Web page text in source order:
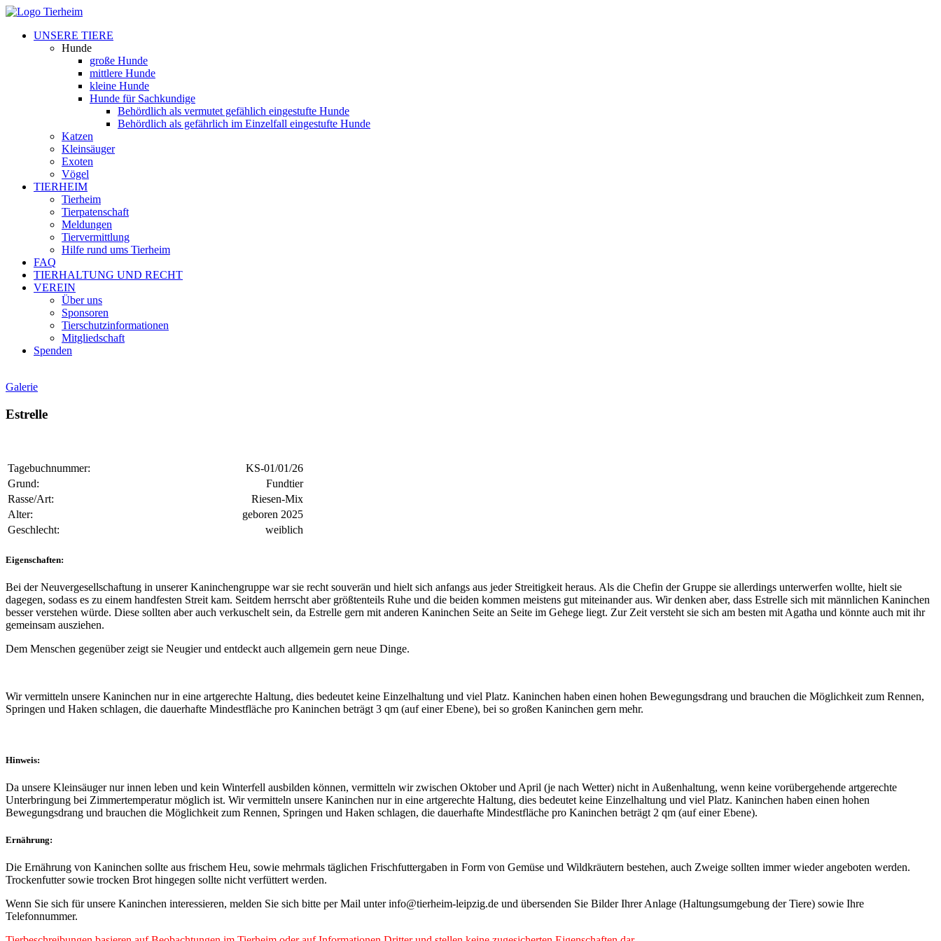
UNSERE TIERE
Hunde
große Hunde
mittlere Hunde
kleine Hunde
Hunde für Sachkundige
Behördlich als vermutet gefählich eingestufte Hunde
Behördlich als gefährlich im Einzelfall eingestufte Hunde
Katzen
Kleinsäuger
Exoten
Vögel
TIERHEIM
Tierheim
Tierpatenschaft
Meldungen
Tiervermittlung
Hilfe rund ums Tierheim
FAQ
TIERHALTUNG UND RECHT
VEREIN
Über uns
Sponsoren
Tierschutzinformationen
Mitgliedschaft
Spenden
Galerie
Estrelle
Tagebuchnummer:
KS-01/01/26
Grund:
Fundtier
Rasse/Art:
Riesen-Mix
Alter:
geboren 2025
Geschlecht:
weiblich
Eigenschaften:
Bei der Neuvergesellschaftung in unserer Kaninchengruppe war sie recht souverän und hielt sich anfangs aus jeder Streitigkeit heraus. Als die Chefin der Gruppe sie allerdings unterwerfen wollte, hielt sie
dagegen, sodass es zu einem handfesten Streit kam. Seitdem herrscht aber größtenteils Ruhe und die beiden kommen meistens gut miteinander aus. Wir denken aber, dass Estrelle sich mit männlichen Kaninchen
besser verstehen würde. Diese sollten aber auch verkuschelt sein, da Estrelle gern mit anderen Kaninchen Seite an Seite im Gehege liegt. Zur Zeit versteht sie sich am besten mit Agatha und könnte auch mit ihr
gemeinsam ausziehen.
Dem Menschen gegenüber zeigt sie Neugier und entdeckt auch allgemein gern neue Dinge.
Wir vermitteln unsere Kaninchen nur in eine artgerechte Haltung, dies bedeutet keine Einzelhaltung und viel Platz. Kaninchen haben einen hohen Bewegungsdrang und brauchen die Möglichkeit zum Rennen,
Springen und Haken schlagen, die dauerhafte Mindestfläche pro Kaninchen beträgt 3 qm (auf einer Ebene), bei so großen Kaninchen gern mehr.
Hinweis:
Da unsere Kleinsäuger nur innen leben und kein Winterfell ausbilden können, vermitteln wir zwischen Oktober und April (je nach Wetter) nicht in Außenhaltung, wenn keine vorübergehende artgerechte
Unterbringung bei Zimmertemperatur möglich ist. Wir vermitteln unsere Kaninchen nur in eine artgerechte Haltung, dies bedeutet keine Einzelhaltung und viel Platz. Kaninchen haben einen hohen
Bewegungsdrang und brauchen die Möglichkeit zum Rennen, Springen und Haken schlagen, die dauerhafte Mindestfläche pro Kaninchen beträgt 2 qm (auf einer Ebene).
Ernährung:
Die Ernährung von Kaninchen sollte aus frischem Heu, sowie mehrmals täglichen Frischfuttergaben in Form von Gemüse und Wildkräutern bestehen, auch Zweige sollten immer wieder angeboten werden.
Trockenfutter sowie trocken Brot hingegen sollte nicht verfüttert werden.
Wenn Sie sich für unsere Kaninchen interessieren, melden Sie sich bitte per Mail unter info@tierheim-leipzig.de und übersenden Sie Bilder Ihrer Anlage (Haltungsumgebung der Tiere) sowie Ihre
Telefonnummer.